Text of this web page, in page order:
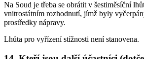
Na Soud je třeba se obrátit v šestiměsíční
vnitrostátním rozhodnutí, jímž byly
prostředky nápravy.
Lhůta pro vyřízení stížnosti není stanovena.